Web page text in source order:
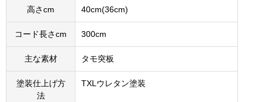
高さcm 40cm(36cm)
コード長さcm 300cm
主な素材 タモ突板
塗装仕上げ方
法
TXLウレタン塗装